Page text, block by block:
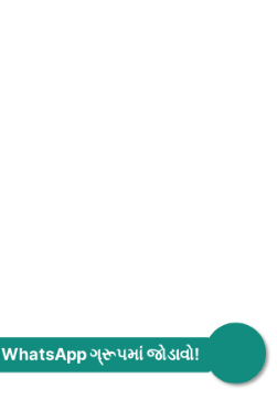
WhatsApp ગ્રૂપમાં જોડાવો!